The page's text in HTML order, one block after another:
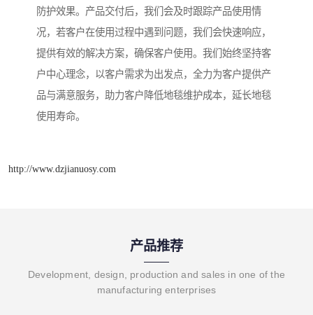
防护效果。产品交付后，我们会及时跟踪产品使用情
况，若客户在使用过程中遇到问题，我们会快速响应，
提供有效的解决方案，确保客户使用。我们始终坚持客
户中心理念，以客户需求为出发点，全力为客户提供产
品与满意服务，助力客户降低地毯维护成本，延长地毯
使用寿命。
http://www.dzjianuosy.com
产品推荐
Development, design, production and sales in one of the
manufacturing enterprises